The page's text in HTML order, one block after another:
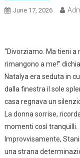
June 17, 2026
“Divorziamo. Ma tieni
rimangono a me!”
Natalya era seduta in
dalla finestra il sole
casa regnava un
La donna sorrise,
momenti così tranquilli.
Improvvisamente,
una strana